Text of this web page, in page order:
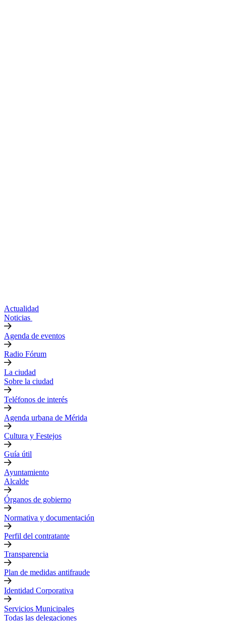
Actualidad
Noticias
Agenda de eventos
Radio Fórum
La ciudad
Sobre la ciudad
Teléfonos de interés
Agenda urbana de Mérida
Cultura y Festejos
Guía útil
Ayuntamiento
Alcalde
Órganos de gobierno
Normativa y documentación
Perfil del contratante
Transparencia
Plan de medidas antifraude
Identidad Corporativa
Servicios Municipales
Todas las delegaciones